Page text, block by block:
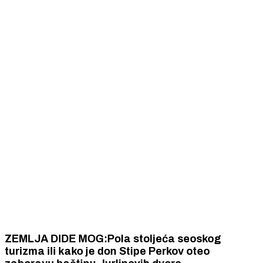
ZEMLJA DIDE MOG:Pola stoljeća seoskog
turizma ili kako je don Stipe Perkov oteo